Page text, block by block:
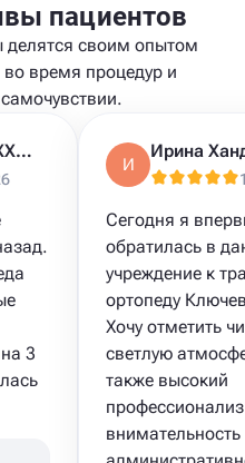
пациентов
делятся своим опытом
время процедур и
Пациент +7 926 03XXXXX
3
И
Ирина
Сегодня я
обратилась в
учреждение к
ортопеду
Хочу отметить
светлую
также высокий
внимательность